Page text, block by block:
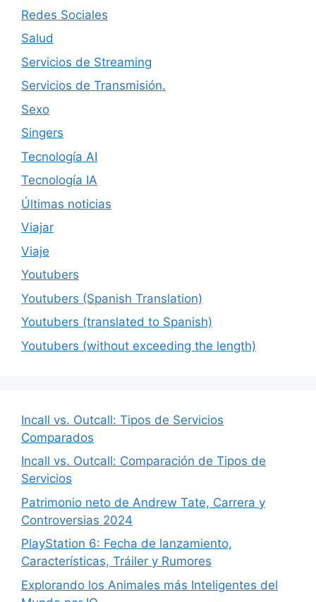
Redes Sociales
Salud
Servicios de Streaming
Servicios de Transmisión.
Sexo
Singers
Tecnología AI
Tecnología IA
Últimas noticias
Viajar
Viaje
Youtubers
Youtubers (Spanish Translation)
Youtubers (translated to Spanish)
Youtubers (without exceeding the length)
Incall vs. Outcall: Tipos de Servicios
Comparados
Incall vs. Outcall: Comparación de Tipos de
Servicios
Patrimonio neto de Andrew Tate, Carrera y
Controversias 2024
PlayStation 6: Fecha de lanzamiento,
Características, Tráiler y Rumores
Explorando los Animales más Inteligentes del